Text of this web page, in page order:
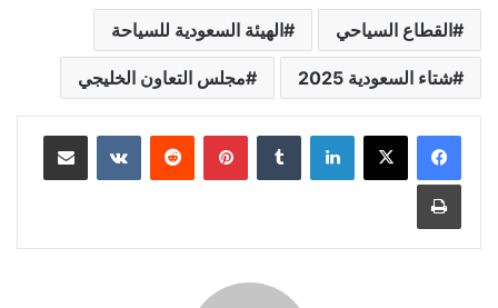
القطاع السياحي الهيئة السعودية للسياحة
شتاء السعودية 2025 مجلس التعاون الخليجي
لينكدإن بينتيريست